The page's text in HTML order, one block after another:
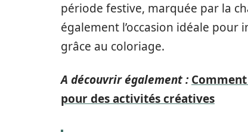
période festive, marquée par la
également l’occasion idéale
grâce au coloriage.
A découvrir également :
pour des activités créatives